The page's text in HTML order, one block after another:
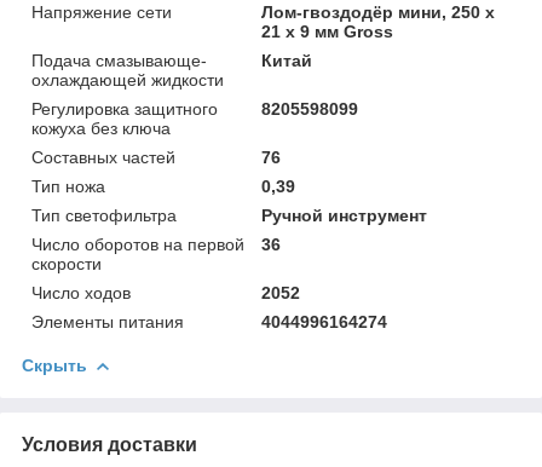
Напряжение сети
Лом-гвоздодёр мини, 250 x
21 x 9 мм Gross
Подача смазывающе-
охлаждающей жидкости
Китай
Регулировка защитного
кожуха без ключа
8205598099
Составных частей
76
Тип ножа
0,39
Тип светофильтра
Ручной инструмент
Число оборотов на первой
скорости
36
Число ходов
2052
Элементы питания
4044996164274
Скрыть
Условия доставки